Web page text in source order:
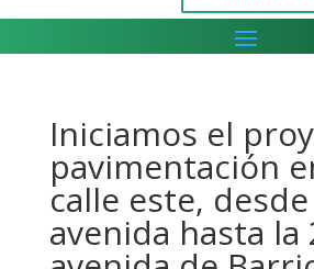
Iniciamos el
pavimentación
calle este,
avenida hasta la